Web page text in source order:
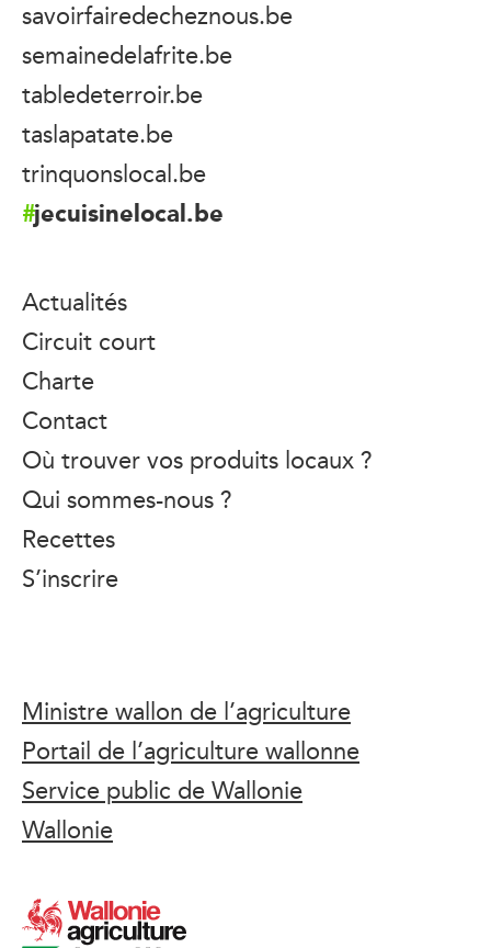
savoirfairedecheznous.be
semainedelafrite.be
tabledeterroir.be
taslapatate.be
trinquonslocal.be
jecuisinelocal.be
Actualités
Circuit court
Charte
Contact
Où trouver vos produits locaux ?
Qui sommes-nous ?
Recettes
S’inscrire
Ministre wallon de l’agriculture
Portail de l’agriculture wallonne
Service public de Wallonie
Wallonie